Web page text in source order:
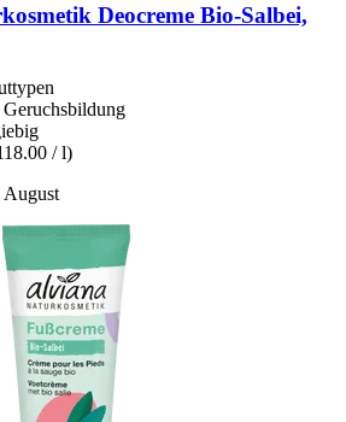
Deocreme Bio-​Salbei,
/ l)
August